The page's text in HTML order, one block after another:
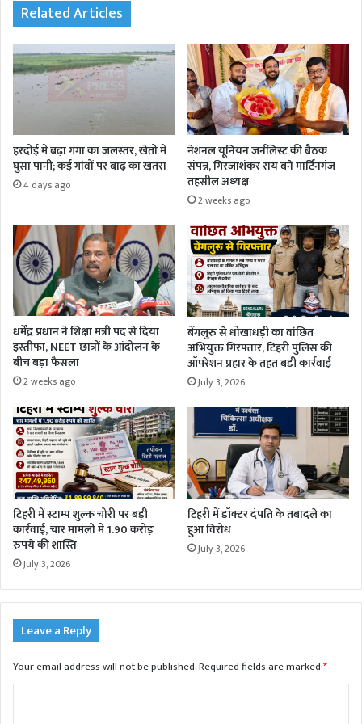
Related Articles
हरदोई में बढ़ा गंगा का जलस्तर, खेतों में
घुसा पानी; कई गांवों पर बाढ़ का खतरा
4 days ago
नेशनल यूनियन जर्नलिस्ट की बैठक
संपन्न, गिरजाशंकर राय बने मार्टिनगंज
तहसील अध्यक्ष
2 weeks ago
धर्मेंद्र प्रधान ने शिक्षा मंत्री पद से दिया
इस्तीफा, NEET छात्रों के आंदोलन के
बीच बड़ा फैसला
2 weeks ago
बेंगलुरु से धोखाधड़ी का वांछित
अभियुक्त गिरफ्तार, टिहरी पुलिस की
ऑपरेशन प्रहार के तहत बड़ी कार्रवाई
July 3, 2026
टिहरी में स्टाम्प शुल्क चोरी पर बड़ी
कार्रवाई, चार मामलों में 1.90 करोड़
रुपये की शास्ति
July 3, 2026
टिहरी में डॉक्टर दंपति के तबादले का
हुआ विरोध
July 3, 2026
Leave a Reply
Your email address will not be published.Required fields are marked*